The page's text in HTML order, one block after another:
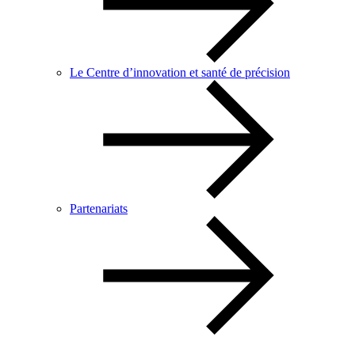
Le Centre d’innovation et santé de précision
Partenariats